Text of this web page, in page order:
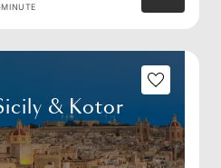
& Kotor